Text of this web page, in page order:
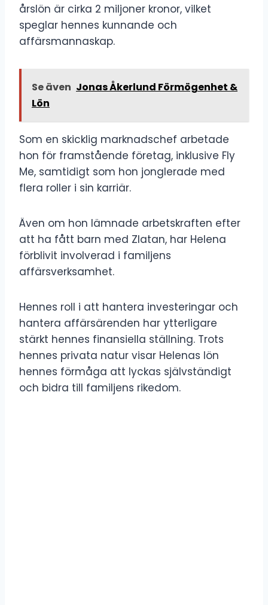
årslön är cirka 2 miljoner kronor, vilket
speglar hennes kunnande och
affärsmannaskap.
Se även Jonas Åkerlund Förmögenhet &
Lön
Som en skicklig marknadschef arbetade
hon för framstående företag, inklusive Fly
Me, samtidigt som hon jonglerade med
flera roller i sin karriär.
Även om hon lämnade arbetskraften efter
att ha fått barn med Zlatan, har Helena
förblivit involverad i familjens
affärsverksamhet.
Hennes roll i att hantera investeringar och
hantera affärsärenden har ytterligare
stärkt hennes finansiella ställning. Trots
hennes privata natur visar Helenas lön
hennes förmåga att lyckas självständigt
och bidra till familjens rikedom.